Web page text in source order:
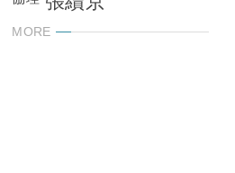
MORE